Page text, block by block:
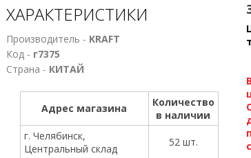
ХАРАКТЕРИСТИКИ
Производитель - KRAFT
Код - г7375
Страна - КИТАЙ
Адрес магазина
Количество
в наличии
г. Челябинск,
Центральный склад
52 шт.